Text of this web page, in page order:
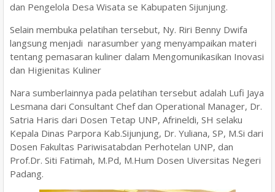
dan Pengelola Desa Wisata se Kabupaten Sijunjung.
Selain membuka pelatihan tersebut, Ny. Riri Benny Dwifa
langsung menjadi narasumber yang menyampaikan materi
tentang pemasaran kuliner dalam Mengomunikasikan Inovasi
dan Higienitas Kuliner
Nara sumberlainnya pada pelatihan tersebut adalah Lufi Jaya
Lesmana dari Consultant Chef dan Operational Manager, Dr.
Satria Haris dari Dosen Tetap UNP, Afrineldi, SH selaku
Kepala Dinas Parpora Kab.Sijunjung, Dr. Yuliana, SP, M.Si dari
Dosen Fakultas Pariwisatabdan Perhotelan UNP, dan
Prof.Dr. Siti Fatimah, M.Pd, M.Hum Dosen Uiversitas Negeri
Padang.